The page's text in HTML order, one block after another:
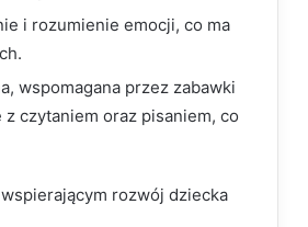
i rozumienie emocji, co ma
wspomagana przez zabawki
czytaniem oraz pisaniem, co
rozwój dziecka